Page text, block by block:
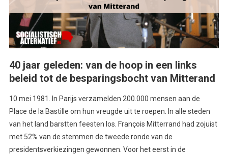
40 jaar geleden: van de hoop in een links
beleid tot de besparingsbocht van Mitterand
10 mei 1981. In Parijs verzamelden 200.000 mensen aan de
Place de la Bastille om hun vreugde uit te roepen. In alle steden
van het land barstten feesten los. François Mitterrand had zojuist
met 52% van de stemmen de tweede ronde van de
presidentsverkiezingen gewonnen. Voor het eerst in de